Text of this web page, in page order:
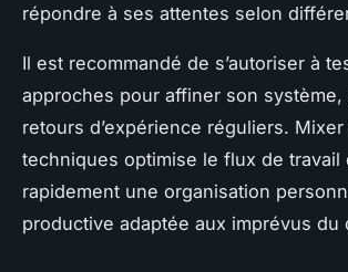
répondre à ses attentes selon
Il est recommandé de s’autoriser à
approches pour affiner son système,
retours d’expérience réguliers. Mixer
techniques optimise le flux de travail
rapidement une organisation
productive adaptée aux imprévus du